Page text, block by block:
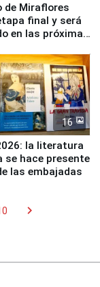
de Miraflores
final y será
en las próximas
16
la literatura
se hace presente
las embajadas
chevron_right